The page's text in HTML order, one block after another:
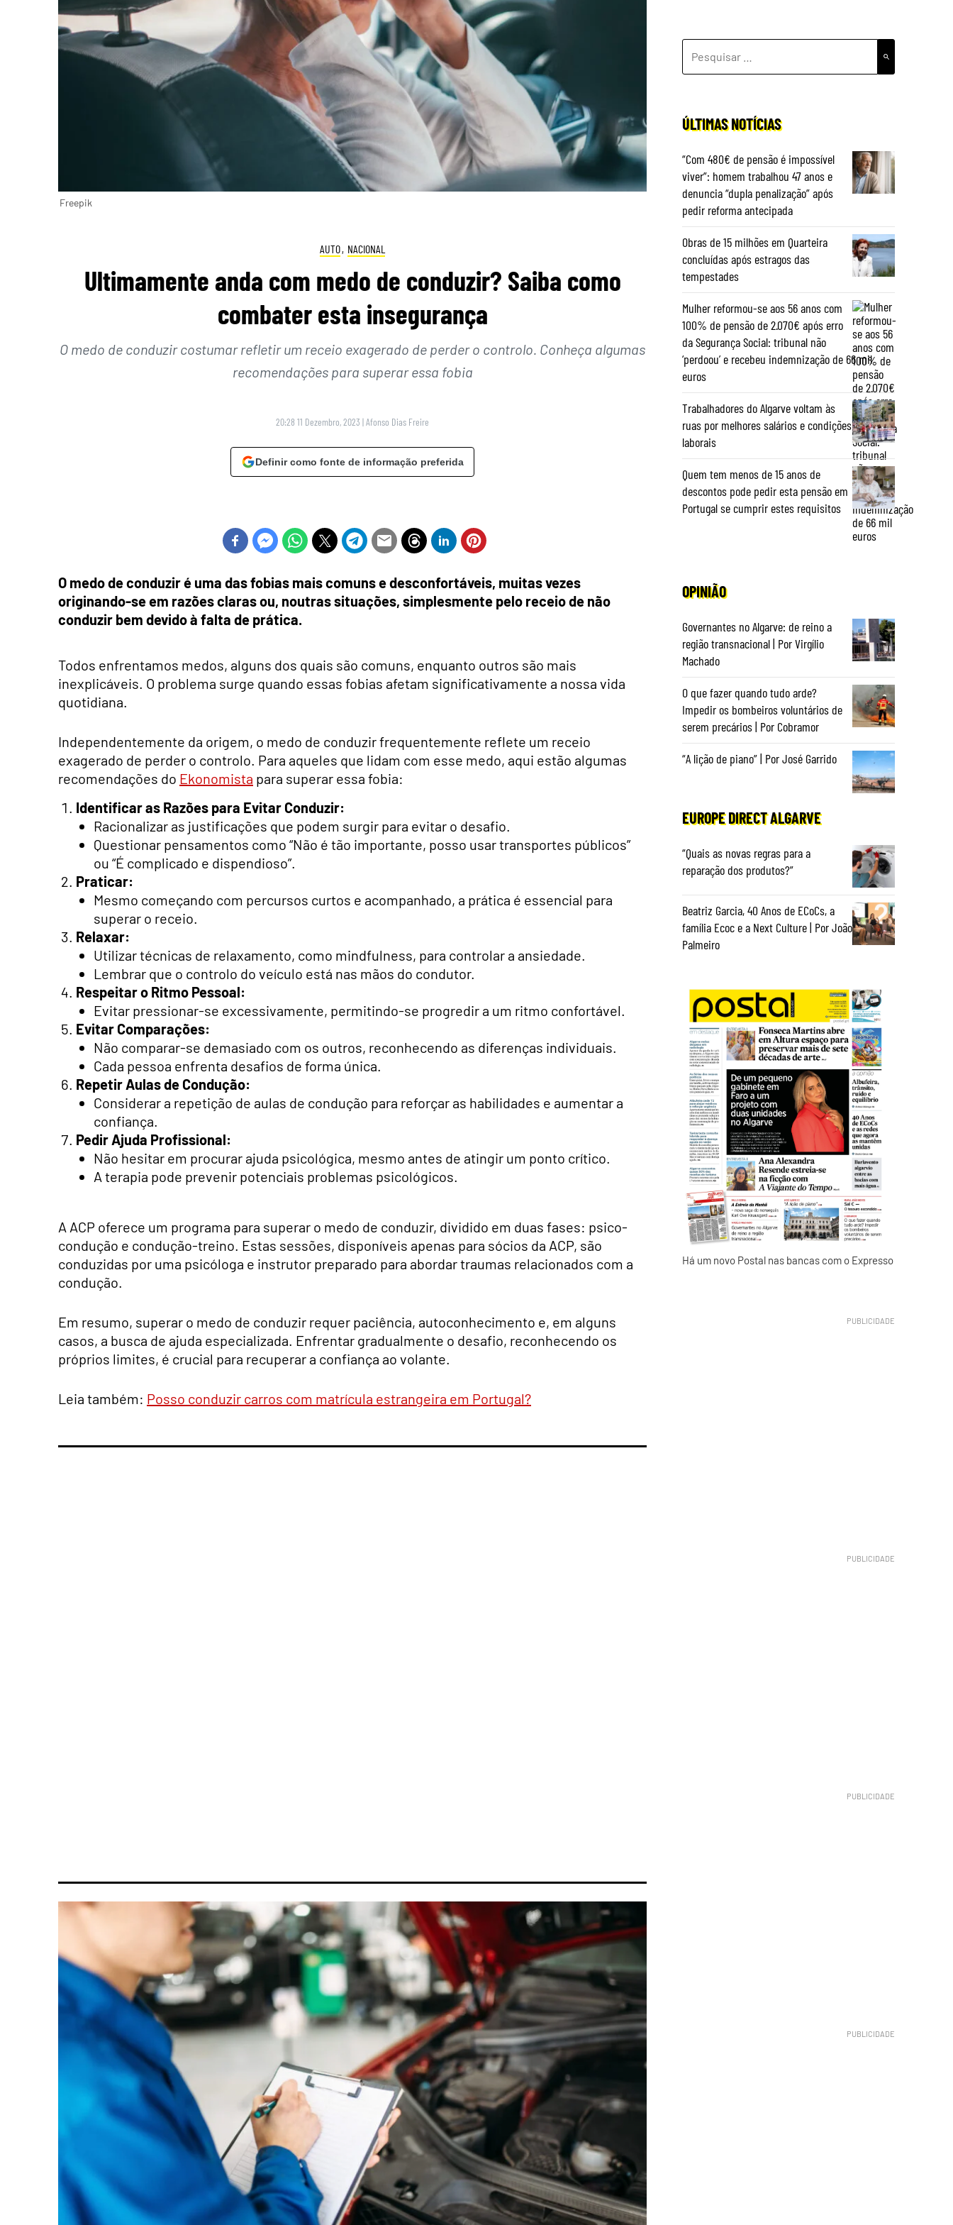
Freepik
AUTO, NACIONAL
Ultimamente anda com medo de conduzir? Saiba como
combater esta insegurança
O medo de conduzir costumar refletir um receio exagerado de perder o controlo. Conheça algumas
recomendações para superar essa fobia
20:28 11 Dezembro, 2023 |Afonso Dias Freire
Definir como fonte de informação preferida
O medo de conduzir é uma das fobias mais comuns e desconfortáveis, muitas vezes
originando-se em razões claras ou, noutras situações, simplesmente pelo receio de não
conduzir bem devido à falta de prática.
Todos enfrentamos medos, alguns dos quais são comuns, enquanto outros são mais
inexplicáveis. O problema surge quando essas fobias afetam significativamente a nossa vida
quotidiana.
Independentemente da origem, o medo de conduzir frequentemente reflete um receio
exagerado de perder o controlo. Para aqueles que lidam com esse medo, aqui estão algumas
recomendações do Ekonomista para superar essa fobia:
Identificar as Razões para Evitar Conduzir:
Racionalizar as justificações que podem surgir para evitar o desafio.
Questionar pensamentos como “Não é tão importante, posso usar transportes públicos”
ou “É complicado e dispendioso”.
Praticar:
Mesmo começando com percursos curtos e acompanhado, a prática é essencial para
superar o receio.
Relaxar:
Utilizar técnicas de relaxamento, como mindfulness, para controlar a ansiedade.
Lembrar que o controlo do veículo está nas mãos do condutor.
Respeitar o Ritmo Pessoal:
Evitar pressionar-se excessivamente, permitindo-se progredir a um ritmo confortável.
Evitar Comparações:
Não comparar-se demasiado com os outros, reconhecendo as diferenças individuais.
Cada pessoa enfrenta desafios de forma única.
Repetir Aulas de Condução:
Considerar a repetição de aulas de condução para reforçar as habilidades e aumentar a
confiança.
Pedir Ajuda Profissional:
Não hesitar em procurar ajuda psicológica, mesmo antes de atingir um ponto crítico.
A terapia pode prevenir potenciais problemas psicológicos.
A ACP oferece um programa para superar o medo de conduzir, dividido em duas fases: psico-
condução e condução-treino. Estas sessões, disponíveis apenas para sócios da ACP, são
conduzidas por uma psicóloga e instrutor preparado para abordar traumas relacionados com a
condução.
Em resumo, superar o medo de conduzir requer paciência, autoconhecimento e, em alguns
casos, a busca de ajuda especializada. Enfrentar gradualmente o desafio, reconhecendo os
próprios limites, é crucial para recuperar a confiança ao volante.
Leia também: Posso conduzir carros com matrícula estrangeira em Portugal?
POR:
ÚLTIMAS NOTÍCIAS
“Com 480€ de pensão é impossível
viver”: homem trabalhou 47 anos e
denuncia “dupla penalização” após
pedir reforma antecipada
Obras de 15 milhões em Quarteira
concluídas após estragos das
tempestades
Mulher reformou-se aos 56 anos com
100% de pensão de 2.070€ após erro
da Segurança Social: tribunal não
‘perdoou’ e recebeu indemnização de 66 mil
euros
Trabalhadores do Algarve voltam às
ruas por melhores salários e condições
laborais
Quem tem menos de 15 anos de
descontos pode pedir esta pensão em
Portugal se cumprir estes requisitos
OPINIÃO
Governantes no Algarve: de reino a
região transnacional | Por Virgílio
Machado
O que fazer quando tudo arde?
Impedir os bombeiros voluntários de
serem precários | Por Cobramor
“A lição de piano” | Por José Garrido
EUROPE DIRECT ALGARVE
“Quais as novas regras para a
reparação dos produtos?”
Beatriz Garcia, 40 Anos de ECoCs, a
família Ecoc e a Next Culture | Por João
Palmeiro
Há um novo Postal nas bancas com o Expresso